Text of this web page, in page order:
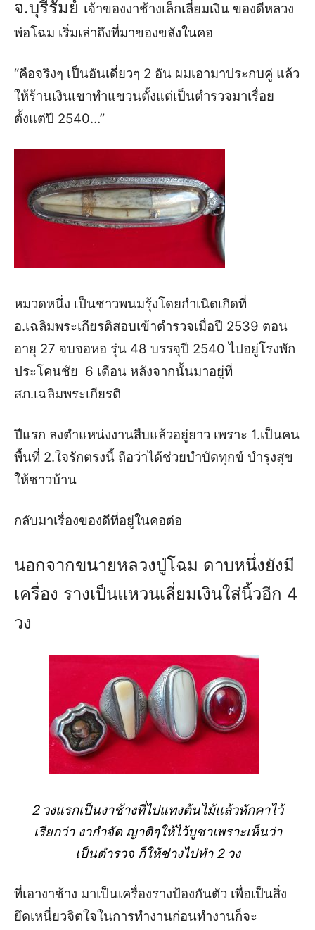
จ.บุรีรัมย์ เจ้าของงาช้างเล็กเลี่ยมเงิน ของดีหลวง
พ่อโฉม เริ่มเล่าถึงที่มาของขลังในคอ
“คือจริงๆ เป็นอันเดี่ยวๆ 2 อัน ผมเอามาประกบคู่ แล้ว
ให้ร้านเงินเขาทำแขวนตั้งแต่เป็นตำรวจมาเรื่อย
ตั้งแต่ปี 2540…”
หมวดหนึ่ง เป็นชาวพนมรุ้งโดยกำเนิดเกิดที่
อ.เฉลิมพระเกียรติสอบเข้าตำรวจเมื่อปี 2539 ตอน
อายุ 27 จบจอหอ รุ่น 48 บรรจุปี 2540ไปอยู่โรงพัก
ประโคนชัย 6 เดือน หลังจากนั้นมาอยู่ที่
สภ.เฉลิมพระเกียรติ
ปีแรก ลงตำแหน่งงานสืบแล้วอยู่ยาว เพราะ 1.เป็นคน
พื้นที่ 2.ใจรักตรงนี้ ถือว่าได้ช่วยบำบัดทุกข์ บำรุงสุข
ให้ชาวบ้าน
กลับมาเรื่องของดีที่อยู่ในคอต่อ
นอกจากขนายหลวงปู่โฉม ดาบหนึ่งยังมี
เครื่อง รางเป็นแหวนเลี่ยมเงินใส่นิ้วอีก 4
วง
2 วงแรกเป็นงาช้างที่ไปแทงต้นไม้แล้วหักคาไว้
เรียกว่า งากำจัด ญาติๆให้ไว้บูชาเพราะเห็นว่า
เป็นตำรวจ ก็ให้ช่างไปทำ2 วง
ที่เอางาช้าง มาเป็นเครื่องรางป้องกันตัว เพื่อเป็นสิ่ง
ยึดเหนี่ยวจิตใจในการทำงานก่อนทำงานก็จะ